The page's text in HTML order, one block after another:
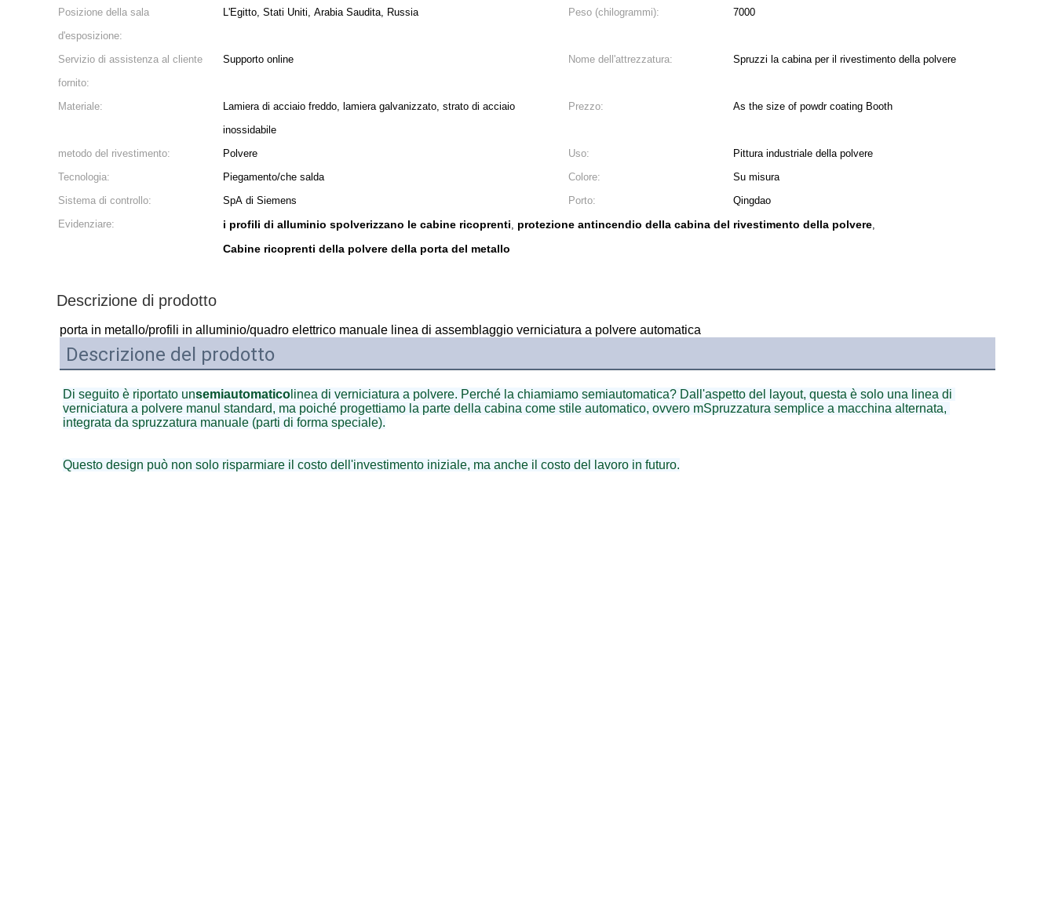
Posizione della sala
d'esposizione:
L'Egitto, Stati Uniti, Arabia Saudita, Russia Peso (chilogrammi): 7000
Servizio di assistenza al cliente
fornito:
Supporto online Nome dell'attrezzatura: Spruzzi la cabina per il rivestimento della polvere
Materiale:
Lamiera di acciaio freddo, lamiera galvanizzato, strato di acciaio
inossidabile
Prezzo: As the size of powdr coating Booth
metodo del rivestimento: Polvere Uso:
Pittura industriale della polvere
Tecnologia:
Piegamento/che salda Colore:
Su misura
Sistema di controllo:
SpA di Siemens Porto:
Qingdao
Evidenziare:
i profili di alluminio spolverizzano le cabine ricoprenti, protezione antincendio della cabina del rivestimento della polvere,
Cabine ricoprenti della polvere della porta del metallo
Descrizione di prodotto
porta in metallo/profili in alluminio/quadro elettrico manuale linea di assemblaggio verniciatura a polvere automatica
Descrizione del prodotto
Di seguito è riportato unsemiautomatico linea di verniciatura a polvere. Perché la chiamiamo semiautomatica? Dall'aspetto del layout, questa è solo una linea di
verniciatura a polvere manul standard, ma poiché progettiamo la parte della cabina come stile automatico, ovvero mSpruzzatura semplice a macchina alternata,
integrata da spruzzatura manuale (parti di forma speciale).
Questo design può non solo risparmiare il costo dell'investimento iniziale, ma anche il costo del lavoro in futuro.